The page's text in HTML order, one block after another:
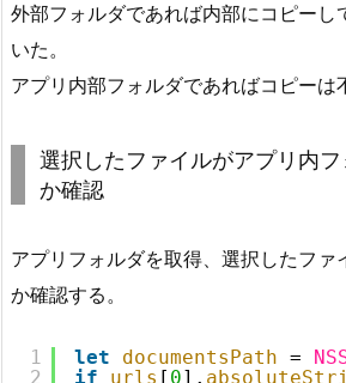
外部フォルダであれば内部にコピーし
いた。
アプリ内部フォルダであればコピーは
選択したファイルがアプリ内
か確認
アプリフォルダを取得、選択したファ
か確認する。
1
2
let documentsPath =
if
urls [ 0].